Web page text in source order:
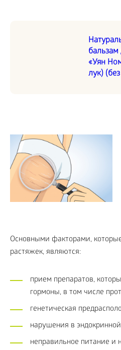
бальзам
«Уян
лук)
Основными факторами,
растяжек, являются:
прием препаратов,
гормоны, в том числе
генетическая
нарушения в
неправильное питание